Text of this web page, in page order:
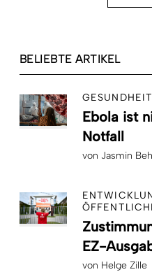
BELIEBTE ARTIKEL
GESUNDHEIT
Ebola ist
Notfall
von Jasmin
EZ-
von Helge Zille